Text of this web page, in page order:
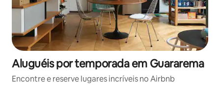
Aluguéis por temporada em Guararema
Encontre e reserve lugares incríveis no Airbnb